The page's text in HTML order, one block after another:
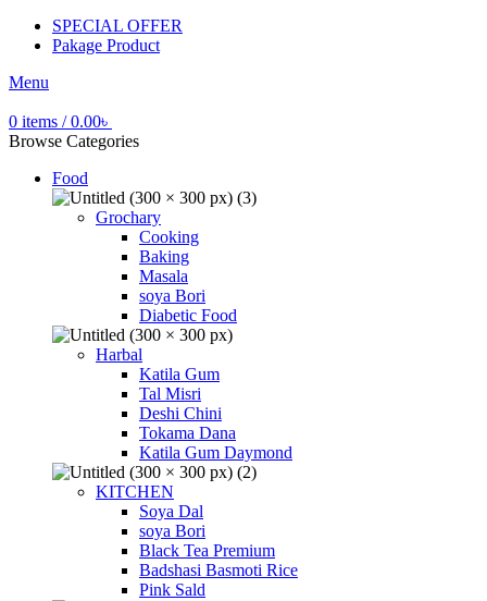
SPECIAL OFFER
Pakage Product
Menu
0 items / 0.00৳
Browse Categories
Food
Grochary
Cooking
Baking
Masala
soya Bori
Diabetic Food
Harbal
Katila Gum
Tal Misri
Deshi Chini
Tokama Dana
Katila Gum Daymond
KITCHEN
Soya Dal
soya Bori
Black Tea Premium
Badshasi Basmoti Rice
Pink Sald